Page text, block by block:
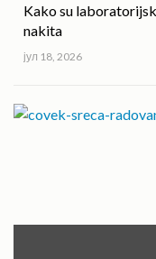
Kako su
nakita
јул 18, 2026